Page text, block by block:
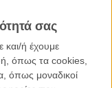
σας
και/ή έχουμε
όπως τα cookies,
όπως μοναδικοί
σας στο
Hateful Eight».
εξοργίζοντάς τον,